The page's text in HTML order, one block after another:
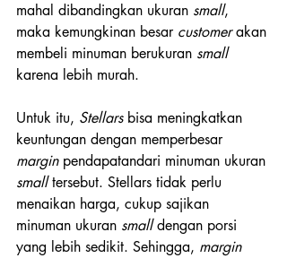
mahal dibandingkan ukuran small,
maka kemungkinan besar customer akan
membeli minuman berukuran small
karena lebih murah.
Untuk itu, Stellars bisa meningkatkan
keuntungan dengan memperbesar
margin pendapatandari minuman ukuran
small tersebut. Stellars tidak perlu
menaikan harga, cukup sajikan
minuman ukuran small dengan porsi
yang lebih sedikit. Sehingga, margin